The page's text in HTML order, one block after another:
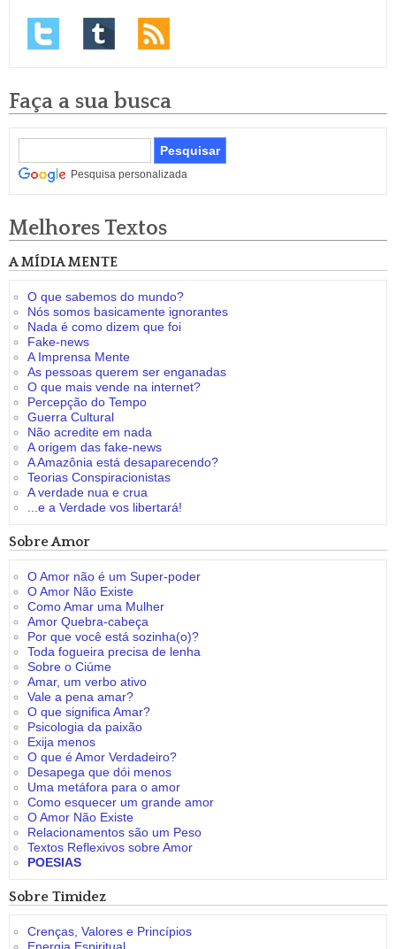
Faça a sua busca
Pesquisa personalizada
Melhores Textos
A MÍDIA MENTE
O que sabemos do mundo?
Nós somos basicamente ignorantes
Nada é como dizem que foi
Fake-news
A Imprensa Mente
As pessoas querem ser enganadas
O que mais vende na internet?
Percepção do Tempo
Guerra Cultural
Não acredite em nada
A origem das fake-news
A Amazônia está desaparecendo?
Teorias Conspiracionistas
A verdade nua e crua
...e a Verdade vos libertará!
Sobre Amor
O Amor não é um Super-poder
O Amor Não Existe
Como Amar uma Mulher
Amor Quebra-cabeça
Por que você está sozinha(o)?
Toda fogueira precisa de lenha
Sobre o Ciúme
Amar, um verbo ativo
Vale a pena amar?
O que significa Amar?
Psicologia da paixão
Exija menos
O que é Amor Verdadeiro?
Desapega que dói menos
Uma metáfora para o amor
Como esquecer um grande amor
O Amor Não Existe
Relacionamentos são um Peso
Textos Reflexivos sobre Amor
POESIAS
Sobre Timidez
Crenças, Valores e Princípios